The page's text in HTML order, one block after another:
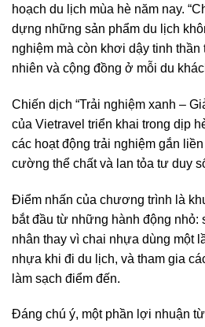
hoạch du lịch mùa hè năm nay.
dựng những sản phẩm du lịch
nghiệm mà còn khơi dậy tinh
nhiên và cộng đồng ở mỗi du
Chiến dịch “Trải nghiệm xanh –
của Vietravel triển khai trong dịp
các hoạt động trải nghiệm gắn
cường thể chất và lan tỏa tư duy
Điểm nhấn của chương trình là
bắt đầu từ những hành động
nhân thay vì chai nhựa dùng một
nhựa khi đi du lịch, và tham gia
làm sạch điểm đến.
Đáng chú ý, một phần lợi nhuận